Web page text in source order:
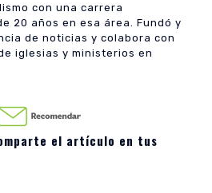
con una carrera
20 años en esa área. Fundó y
de noticias y colabora con
iglesias y ministerios en
el artículo en tus